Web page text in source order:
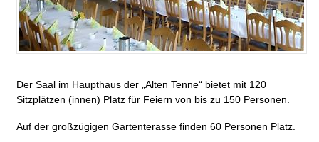
Der Saal im Haupthaus der „Alten Tenne“ bietet mit 120
Sitzplätzen (innen) Platz für Feiern von bis zu 150 Personen.
Auf der großzügigen Gartenterasse finden 60 Personen Platz.